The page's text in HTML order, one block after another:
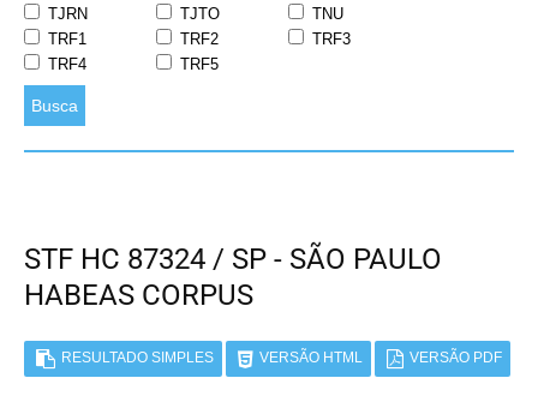
TJRN
TJTO
TNU
TRF1
TRF2
TRF3
TRF4
TRF5
Busca
STF HC 87324 / SP - SÃO PAULO
HABEAS CORPUS
RESULTADO SIMPLES VERSÃO HTML VERSÃO PDF